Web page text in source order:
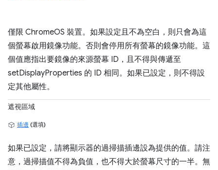
僅限 ChromeOS 裝置。如果設定且不為空白，則只會為這
個螢幕啟用鏡像功能。否則會停用所有螢幕的鏡像功能。這
個值應指出要鏡像的來源螢幕 ID，且不得與傳遞至
setDisplayProperties 的 ID 相同。如果已設定，則不得設
定其他屬性。
遮視區域
插邊 (選填)
如果已設定，請將顯示器的過掃描插邊設為提供的值。請注
意，過掃描值不得為負值，也不得大於螢幕尺寸的一半。無